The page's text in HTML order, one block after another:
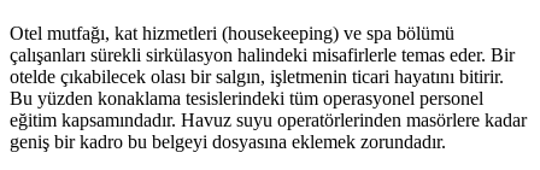
Otel mutfağı, kat hizmetleri (housekeeping) ve spa bölümü
çalışanları sürekli sirkülasyon halindeki misafirlerle temas eder. Bir
otelde çıkabilecek olası bir salgın, işletmenin ticari hayatını bitirir.
Bu yüzden konaklama tesislerindeki tüm operasyonel personel
eğitim kapsamındadır. Havuz suyu operatörlerinden masörlere kadar
geniş bir kadro bu belgeyi dosyasına eklemek zorundadır.